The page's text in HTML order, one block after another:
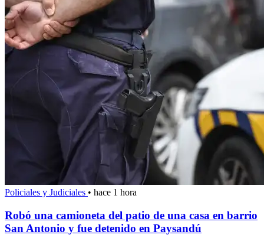
Policiales y Judiciales • hace 1 hora
Robó una camioneta del patio de una casa en barrio
San Antonio y fue detenido en Paysandú